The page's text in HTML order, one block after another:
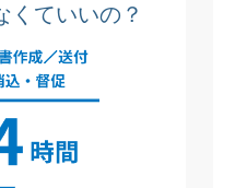
くていいの？